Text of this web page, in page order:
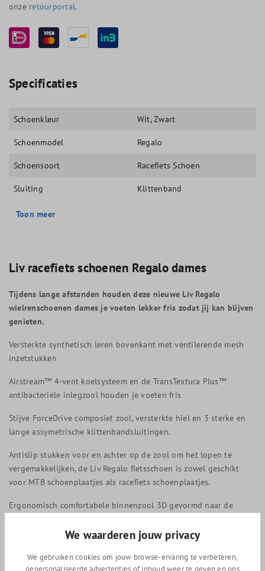
onze retourportal.
Specificaties
Schoenkleur Wit, Zwart
Schoenmodel Regalo
Schoensoort Racefiets Schoen
Sluiting Klittenband
Toon meer
Liv racefiets schoenen Regalo dames
Tijdens lange afstanden houden deze nieuwe Liv Regalo
wielrenschoenen dames je voeten lekker fris zodat jij kan blijven
genieten.
Versterkte synthetisch leren bovenkant met ventilerende mesh
inzetstukken
Airstream™ 4-vent koelsysteem en de TransTextura Plus™
antibacteriële inlegzool houden je voeten fris
Stijve ForceDrive composiet zool, versterkte hiel en 3 sterke en
lange assymetrische klittenbandsluitingen.
Antislip stukken voor en achter op de zool om het lopen te
vergemakkelijken, de Liv Regalo fietsschoen is zowel geschikt
voor MTB schoenplaatjes als racefiets schoenplaatjes.
Ergonomisch comfortabele binnenzool 3D gevormd naar de
Ontworpen met de Liv 3F design filosofie om damesspecifieke
fietsschoenen te ontwikkelen, de Liv fietsschoenen hebben een
We waarderen jouw privacy
We gebruiken cookies om jouw browse-ervaring te verbeteren,
gepersonaliseerde advertenties of inhoud weer te geven en ons